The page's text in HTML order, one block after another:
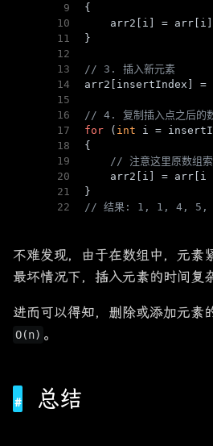
9
10
11
12
13
14
15
16
17
18
19
20
21
22
{
arr2[i] =
}
// 3. 插入新元素
arr2[insertIndex] =
// 4. 复制插入点之后的数
for ( int i =
{
// 注意这里原数组
arr2[i] = arr[i
}
// 结果: 1, 1, 4, 5,
不难发现，由于在数组中，元素
最坏情况下，插入元素的时间复
进而可以得知，删除或添加元素
O(n) 。
总结